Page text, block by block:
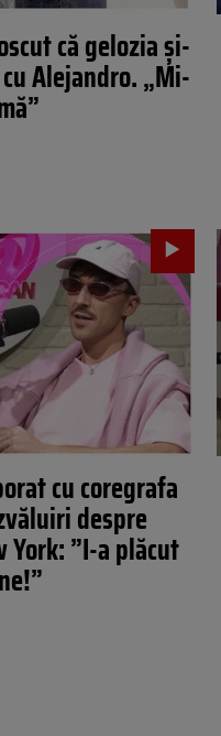
că gelozia și-
Alejandro. „Mi-
cu coregrafa
despre
”I-a plăcut